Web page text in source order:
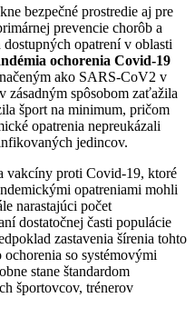
bezpečné prostredie aj pre
prevencie chorôb a
opatrení v oblasti
ochorenia Covid-19
ako SARS-CoV2 v
zásadným spôsobom zaťažila
šport na minimum, pričom
opatrenia nepreukázali
jedincov.
vakcíny proti Covid-19, ktoré
opatreniami mohli
narastajúci počet
dostatočnej časti populácie
zastavenia šírenia tohto
so systémovými
stane štandardom
športovcov, trénerov